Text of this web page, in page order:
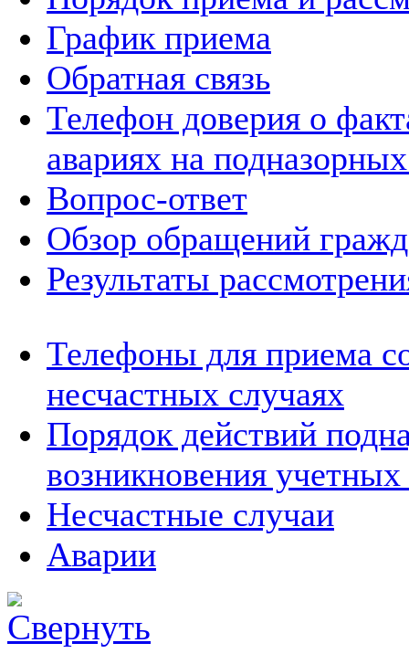
График приема
Обратная связь
Телефон доверия о
авариях на
Вопрос-ответ
Обзор обращений
Результаты
Телефоны для приема
несчастных случаях
Порядок действий
возникновения
Несчастные случаи
Аварии